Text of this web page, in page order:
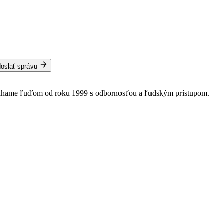
správu
ľuďom od roku 1999 s odbornosťou a ľudským prístupom.